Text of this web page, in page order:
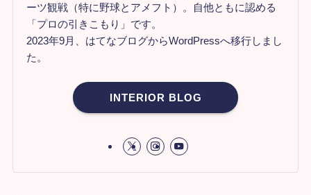
ーツ観戦（特に野球とアメフト）。自他ともに認める
「プロの引きこもり」です。
2023年9月、はてなブログからWordPressへ移行しまし
た。
INTERIOR BLOG